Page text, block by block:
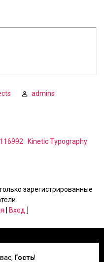
admins
Kinetic Typography
зарегистрированные
Вход ]
, Гость!